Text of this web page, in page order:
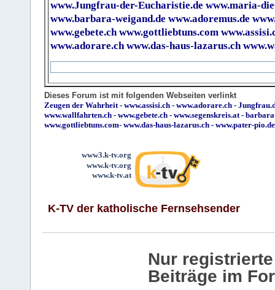
www.Jungfrau-der-Eucharistie.de www.maria-
www.barbara-weigand.de www.adoremus.de
www.gebete.ch www.gottliebtuns.com
www.adorare.ch www.das-haus-lazarus.ch
Dieses Forum ist mit folgenden Webseiten verlinkt
Zeugen der Wahrheit - www.assisi.ch - www.adorare.ch -
www.wallfahrten.ch - www.gebete.ch - www.segenskreis.at -
www.gottliebtuns.com- www.das-haus-lazarus.ch - www.pater-pio.de
www3.k-tv.org
www.k-tv.org
www.k-tv.at
K-TV der katholische Fernsehsender
Nur
Beiträge im